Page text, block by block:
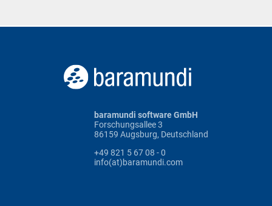
baramundi software GmbH
Forschungsallee 3
86159 Augsburg, Deutschland
+49 821 5 67 08 - 0
info(at)baramundi.com